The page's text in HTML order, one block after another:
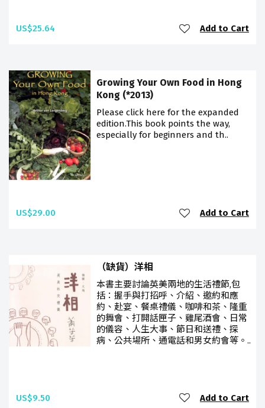
US$25.64 Add to Cart
Growing Your Own Food in Hong
Kong (*2013)
Please click here for the expanded
edition.This book points the way,
especially for beginners and th..
US$29.00 Add to Cart
（缺貨）洋相
本書主要討論英美兩地的生活禮節,包
括：握手與打招呼、介紹、邀約和應
約、赴宴、餐桌禮儀、咖啡和茶、隆重
的舞會、打開話匣子、雞尾酒會、日常
的儀容、人生大事、節日和送禮、探
病、公共場所、通電話和男女約會等。..
US$9.50 Add to Cart